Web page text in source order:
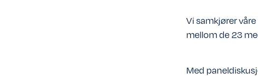
Vi samkjører
mellom de 23
Med